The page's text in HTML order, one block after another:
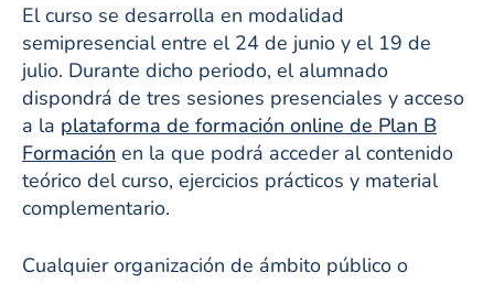
El curso se desarrolla en modalidad
semipresencial entre el 24 de junio y el 19 de
julio. Durante dicho periodo, el alumnado
dispondrá de tres sesiones presenciales y acceso
a la plataforma de formación online de Plan B
Formación en la que podrá acceder al contenido
teórico del curso, ejercicios prácticos y material
complementario.
Cualquier organización de ámbito público o